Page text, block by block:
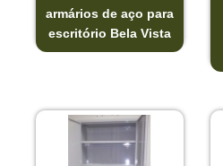
armários de aço para
escritório Bela Vista